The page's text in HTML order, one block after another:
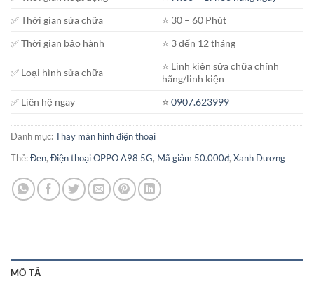
✅ Thời gian sửa chữa
⭐️ 30 – 60 Phút
✅ Thời gian bảo hành
⭐️ 3 đến 12 tháng
✅ Loại hình sửa chữa
⭐️ Linh kiện sửa chữa chính
hãng/linh kiện
✅ Liên hệ ngay
⭐️0907.623999
Danh mục:Thay màn hình điện thoại
Thẻ:Đen, Điện thoại OPPO A98 5G, Mã giảm 50.000đ, Xanh Dương
MÔ TẢ